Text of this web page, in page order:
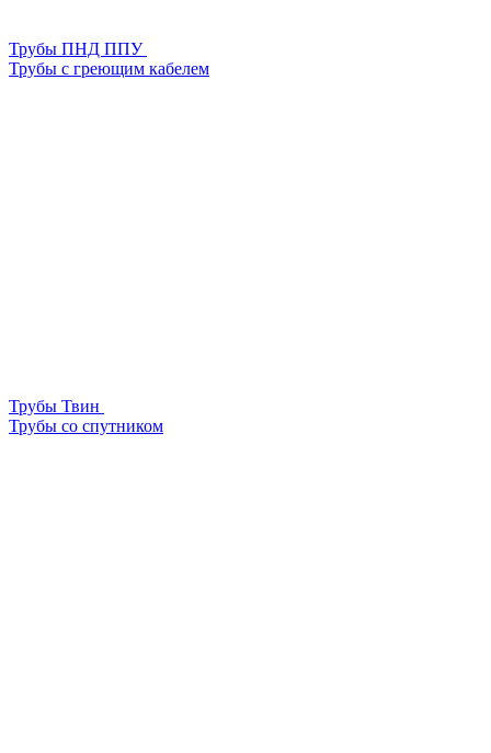
Трубы ПНД ППУ
Трубы с греющим кабелем
Трубы Твин
Трубы со спутником